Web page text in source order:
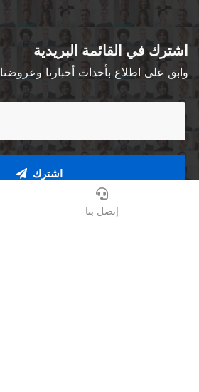
اشترك في القائمة البريدية
وابق على اطلاع بأحداث أخبارنا وعروضنا
اشترك
إتصل بنا